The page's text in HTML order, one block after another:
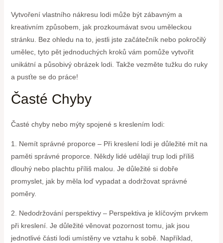
Vytvoření vlastního nákresu lodi může být zábavným a
kreativním způsobem, jak prozkoumávat svou uměleckou
stránku. Bez ohledu na to, jestli jste začátečník nebo pokročilý
umělec, tyto pět jednoduchých kroků vám pomůže vytvořit
unikátní a působivý obrázek lodi. Takže vezměte tužku do ruky
a pusťte se do práce!
Časté Chyby
Časté chyby nebo mýty spojené s kreslením lodi:
1. Nemít správné proporce – Při kreslení lodi je důležité mít na
paměti správné proporce. Někdy lidé udělají trup lodi příliš
dlouhý nebo plachtu příliš malou. Je důležité si dobře
promyslet, jak by měla loď vypadat a dodržovat správné
poměry.
2. Nedodržování perspektivy – Perspektiva je klíčovým prvkem
při kreslení. Je důležité věnovat pozornost tomu, jak jsou
jednotlivé části lodi umístěny ve vztahu k sobě. Například,